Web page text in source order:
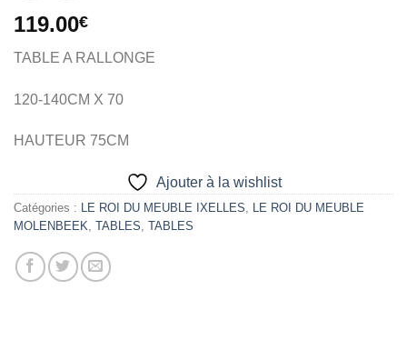
119.00€
TABLE A RALLONGE
120-140CM X 70
HAUTEUR 75CM
Ajouter à la wishlist
Catégories : LE ROI DU MEUBLE IXELLES, LE ROI DU MEUBLE
MOLENBEEK, TABLES, TABLES